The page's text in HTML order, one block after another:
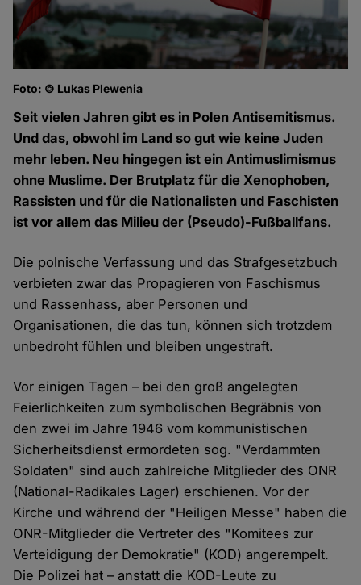
Foto: © Lukas Plewenia
Seit vielen Jahren gibt es in Polen Antisemitismus.
Und das, obwohl im Land so gut wie keine Juden
mehr leben. Neu hingegen ist ein Antimuslimismus
ohne Muslime. Der Brutplatz für die Xenophoben,
Rassisten und für die Nationalisten und Faschisten
ist vor allem das Milieu der (Pseudo)-Fußballfans.
Die polnische Verfassung und das Strafgesetzbuch
verbieten zwar das Propagieren von Faschismus
und Rassenhass, aber Personen und
Organisationen, die das tun, können sich trotzdem
unbedroht fühlen und bleiben ungestraft.
Vor einigen Tagen – bei den groß angelegten
Feierlichkeiten zum symbolischen Begräbnis von
den zwei im Jahre 1946 vom kommunistischen
Sicherheitsdienst ermordeten sog. "Verdammten
Soldaten" sind auch zahlreiche Mitglieder des ONR
(National-Radikales Lager) erschienen. Vor der
Kirche und während der "Heiligen Messe" haben die
ONR-Mitglieder die Vertreter des "Komitees zur
Verteidigung der Demokratie" (KOD) angerempelt.
Die Polizei hat – anstatt die KOD-Leute zu